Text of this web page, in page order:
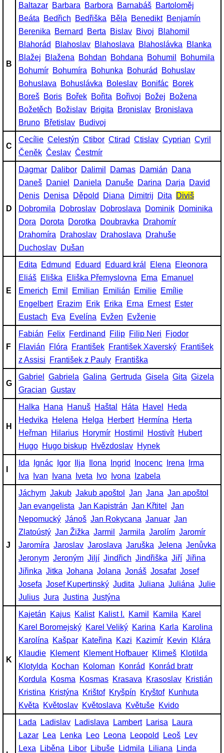
B
Baltazar Barbara Barbora Barnabáš Bartoloměj
Beáta
Bedřich Bedřiška Běla Benedikt Benjamín
Berenika
Bernard Berta Bislav Bivoj
Blahomil
Blahorád
Blahoslav Blahoslava Blahoslávka
Blanka
Blažej
Blažena Bohdan Bohdana Bohumil
Bohumila
Bohumír Bohumíra Bohunka Bohurád
Bohuslav
Bohuslava
Bohuslávka Boleslav Bonifác Borek
Boreš Boris Bořek Bořita Bořivoj Božej
Božena
Božetěch
Božislav Brigita Bronislav Bronislava
Bruno Břetislav Budivoj
C
Cecílie Celestýn Ctibor Ctirad Ctislav Cyprian Cyril
Čeněk Česlav Čestmír
D
Dagmar Dalibor Dalimil Damas Damián
Dana
Daneš Daniel Daniela Danuše Darina Darja
David
Denis Denisa Děpold Diana Dimitrij Dita
Diviš
Dobromila
Dobroslav Dobroslava Dominik Dominika
Dora
Dorota Dorotka Doubravka
Drahomír
Drahomíra
Drahoslav Drahoslava
Drahuše
Duchoslav Dušan
E
Edita Edmund Eduard Eduard král Elena
Eleonora
Eliáš Eliška Eliška Přemyslovna Ema
Emanuel
Emerich
Emil Emilian Emilián Emilie Emílie
Engelbert Erazim Erik Erika Erna Ernest Ester
Eustach
Eva Evelína Evžen Evženie
F
Fabián Felix Ferdinand Filip Filip Neri
Fjodor
Flavián
Flóra František František Xaverský František
z Assisi
František z Pauly Františka
G
Gabriel Gabriela Galina Gertruda Gisela Gita Gizela
Gracian Gustav
H
Halka Hana Hanuš Haštal Háta Havel
Heda
Hedvika
Helena Helga Herbert Hermína
Herta
Heřman
Hilarius Horymír Hostimil Hostivít Hubert
Hugo Hugo biskup Hvězdoslav Hynek
Ida Ignác Igor Ilja Ilona Ingrid Inocenc Irena
Irma
Iva
Ivan Ivana Iveta Ivo Ivona Izabela
J
Jáchym Jakub Jakub apoštol Jan Jana Jan apoštol
Jan evangelista Jan Kapistrán Jan Křtitel
Jan
Nepomucký Jánoš Jan Rokycana Januar Jan
Zlatoústý Jan Žižka Jarmil Jarmila Jarolím Jaromír
Jaromíra Jaroslav Jaroslava Jaruška Jelena Jenůvka
Jeronym Jeroným Jiljí Jindřich Jindřiška Jiří Jiřina
Jiřinka Jitka Johana Jolana Jonáš Josafat Josef
Josefa Josef Kupertinský Judita Juliana Juliána Julie
Julius Jura Justina Justýna
K
Kajetán Kajus Kalist Kalist I. Kamil Kamila
Karel
Karel Boromejský Karel Veliký Karina Karla
Karolina
Karolína
Kašpar Kateřina Kazi Kazimír Kevin
Klára
Klaudie Klement Klement Hofbauer Klimeš Klotilda
Klotylda
Kochan Koloman Konrád
Konrád bratr
Kordula
Kosma Kosmas Krasava Krasoslav Kristián
Kristina
Kristýna Krištof Kryšpín Kryštof Kunhuta
Květa
Květoslav Květoslava Květuše Kvido
Lada Ladislav Ladislava Lambert Larisa
Laura
Lazar
Lea Lenka Leo Leona Leopold Leoš
Lev
Lexa
Liběna Libor Libuše Lidmila Liliana Linda